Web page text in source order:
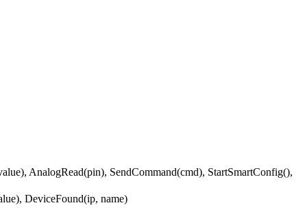
AnalogRead(pin), SendCommand(cmd), StartSmartConfig(),
DeviceFound(ip, name)